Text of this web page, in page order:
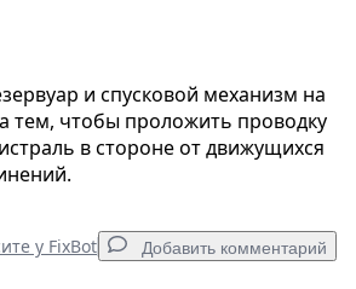
и спусковой механизм на
тем, чтобы проложить проводку
в стороне от движущихся
у FixBot Добавить комментарий